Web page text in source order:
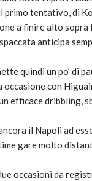
primo tentativo, di
a finire alto
anticipa
quindi un po’ di
occasione con
efficace dribbling,
il Napoli ad
gare molto
occasioni da